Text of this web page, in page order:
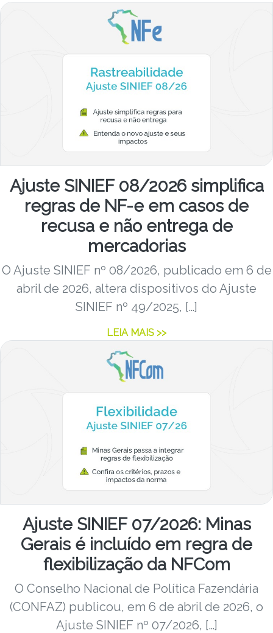
Ajuste SINIEF 08/2026 simplifica
regras de NF-e em casos de
recusa e não entrega de
mercadorias
O Ajuste SINIEF nº 08/2026, publicado em 6 de
abril de 2026, altera dispositivos do Ajuste
SINIEF nº 49/2025, […]
LEIA MAIS >>
Ajuste SINIEF 07/2026: Minas
Gerais é incluído em regra de
flexibilização da NFCom
O Conselho Nacional de Política Fazendária
(CONFAZ) publicou, em 6 de abril de 2026, o
Ajuste SINIEF nº 07/2026, […]